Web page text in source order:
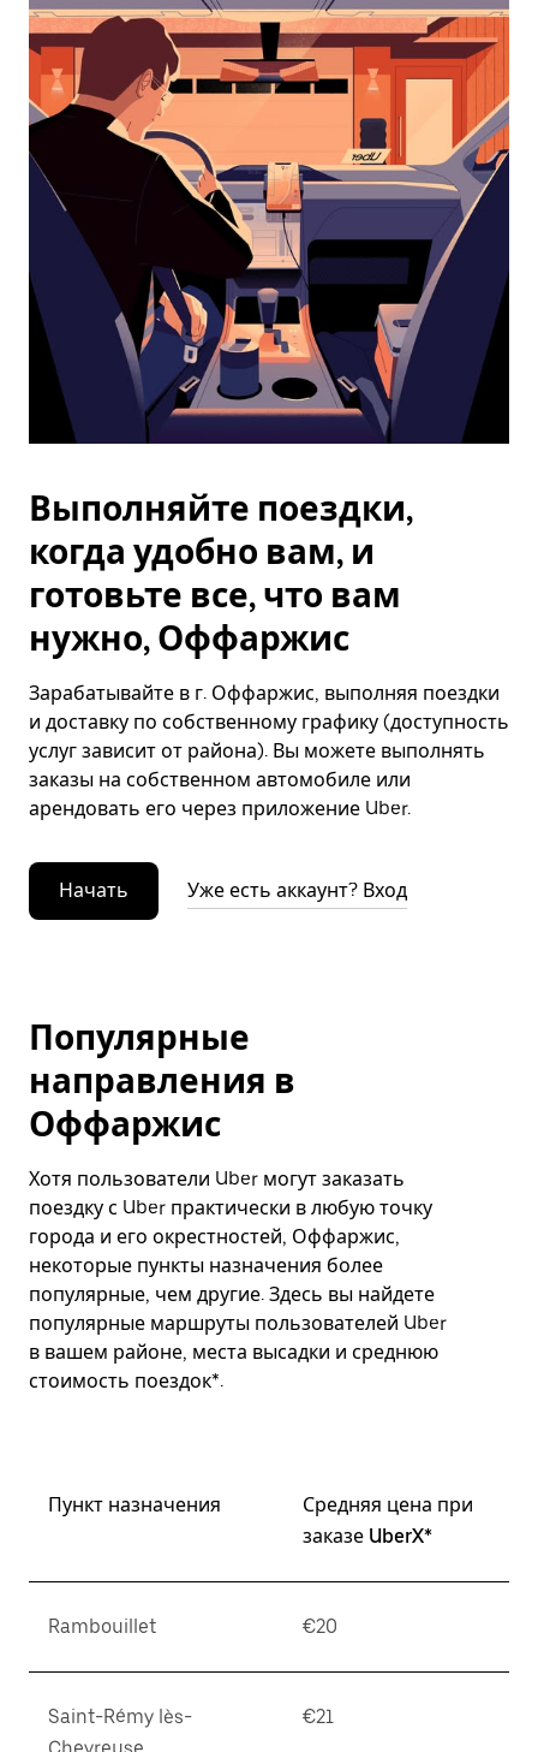
выбрать
дату.
Чтобы
закрыть
календарь,
нажмите
Esc.
Выполняйте поездки,
когда удобно вам, и
готовьте все, что вам
нужно, Оффаржис
Зарабатывайте в г. Оффаржис, выполняя поездки
и доставку по собственному графику (доступность
услуг зависит от района). Вы можете выполнять
заказы на собственном автомобиле или
арендовать его через приложение Uber.
Начать Уже есть аккаунт? Вход
Популярные
направления в
Оффаржис
Хотя пользователи Uber могут заказать
поездку с Uber практически в любую точку
города и его окрестностей, Оффаржис,
некоторые пункты назначения более
популярные, чем другие. Здесь вы найдете
популярные маршруты пользователей Uber
в вашем районе, места высадки и среднюю
стоимость поездок*.
Пункт назначения
Средняя цена при
заказе UberX*
Rambouillet €20
Saint-Rémy lès-
€21